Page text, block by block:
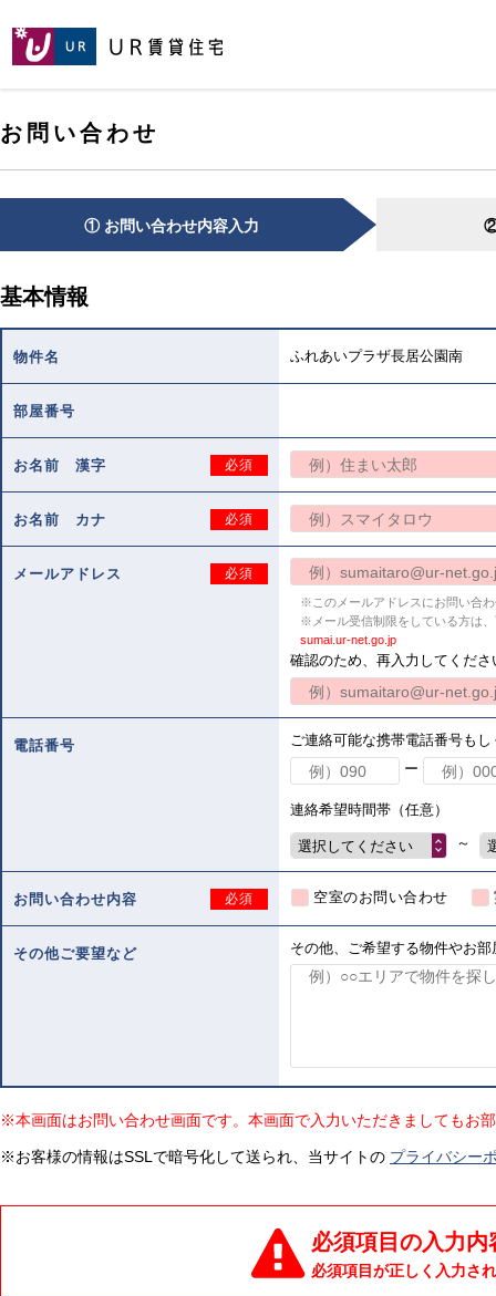
[こ
ヘ
ッ
ダ
お問い合わせ
[こ
か
文
す。]
か
イ
コ
ツ
す。]
① お問い合わせ内容入力 ②
基本情報
物件名 ふれあいプラザ長居公園南
部屋番号
お名前 漢字 必須
お名前 カナ 必須
メールアドレス 必須
※このメールアドレスにお問い合
※メール受信制限をしている方は
sumai.ur-net.go.jp
確認のため、再入力してくださ
電話番号
ご連絡可能な携帯電話番号も
ー
連絡希望時間帯（任意）
選択してください ～
お問い合わせ内容 必須 空室のお問い合わせ
その他ご要望など その他、ご希望する物件やお
※本画面はお問い合わせ画面です。本画面で入力いただきましてもお
※お客様の情報はSSLで暗号化して送られ、当サイトの プライバシー
必須項目の入力
必須項目が正しく入力さ
ペ
先
頭
へ